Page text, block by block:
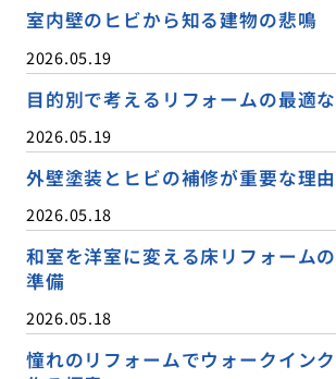
室内壁のヒビから知る建物の悲鳴
2026.05.19
目的別で考えるリフォームの最適
2026.05.19
外壁塗装とヒビの補修が重要な理由
2026.05.18
和室を洋室に変える床リフォーム
準備
2026.05.18
憧れのリフォームでウォークイン